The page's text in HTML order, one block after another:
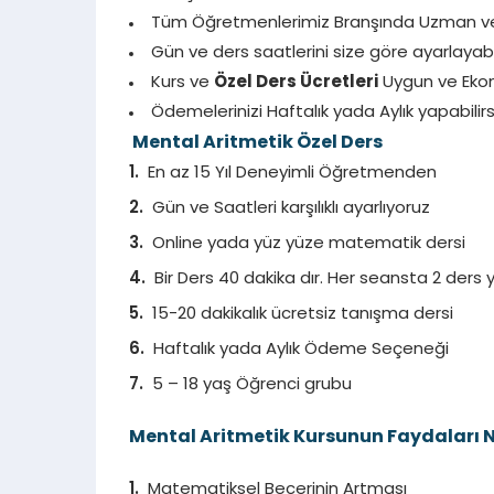
Tüm Öğretmenlerimiz Branşında Uzman
Gün ve ders saatlerini size göre
Kurs ve Özel Ders Ücretleri Uygun ve
Ödemelerinizi Haftalık yada Aylık
Mental Aritmetik Özel Ders
En az 15 Yıl Deneyimli Öğretmenden
Gün ve Saatleri karşılıklı ayarlıyoruz
Online yada yüz yüze matematik dersi
Bir Ders 40 dakika dır. Her seansta 2 ders
15-20 dakikalık ücretsiz tanışma dersi
Haftalık yada Aylık Ödeme Seçeneği
5 – 18 yaş Öğrenci grubu
Mental Aritmetik Kursunun Faydaları
Matematiksel Becerinin Artması